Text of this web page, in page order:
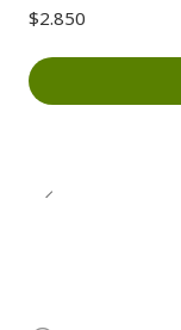
$2.850